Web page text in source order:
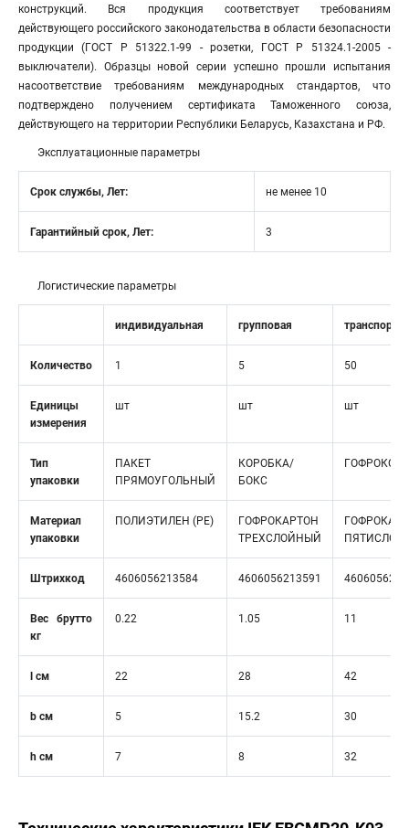
конструкций. Вся продукция соответствует требованиям
действующего российского законодательства в области безопасности
продукции (ГОСТ Р 51322.1-99 - розетки, ГОСТ Р 51324.1-2005 -
выключатели). Образцы новой серии успешно прошли испытания
насоответствие требованиям международных стандартов, что
подтверждено получением сертификата Таможенного союза,
действующего на территории Республики Беларусь, Казахстана и РФ.
Эксплуатационные параметры
Срок службы, Лет: не менее 10
Гарантийный срок, Лет: 3
Логистические параметры
индивидуальная групповая
Количество 1 5 50
Единицы
измерения
шт шт шт
Тип
упаковки
ПАКЕТ
ПРЯМОУГОЛЬНЫЙ
КОРОБКА/
БОКС
Материал
упаковки
ПОЛИЭТИЛЕН (PE)
ГОФРОКАРТОН
ТРЕХСЛОЙНЫЙ
Штрихкод 4606056213584 4606056213591
Вес брутто
кг
0.22 1.05 11
l см 22 28 42
b см 5 15.2 30
h см 7 8 32